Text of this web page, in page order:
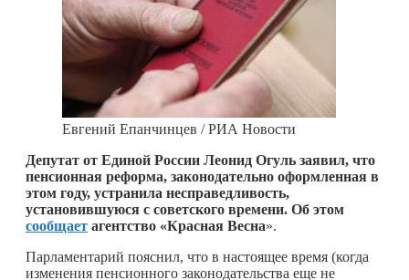
Евгений Епанчинцев / РИА Новости
Депутат от Единой России Леонид Огуль заявил, что
пенсионная реформа, законодательно оформленная в
этом году, устранила несправедливость,
установившуюся с советского времени. Об этом
сообщает агентство «Красная Весна».
Парламентарий пояснил, что в настоящее время (когда
изменения пенсионного законодательства еще не